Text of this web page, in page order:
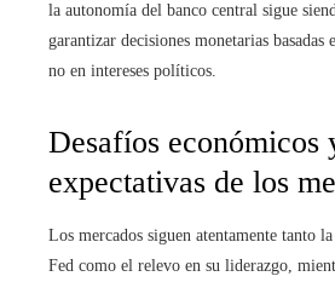
la autonomía del banco central sigue
garantizar decisiones monetarias
no en intereses políticos.
Desafíos económicos
expectativas de los
Los mercados siguen atentamente tanto
Fed como el relevo en su liderazgo,